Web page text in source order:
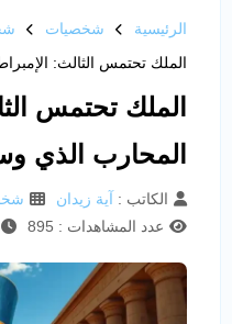
الرئيسية شخصيات
الملك تحتمس الثالث:
الملك تحتمس
المحارب الذي
الكاتب : آية زيدان
عدد المشاهدات : 895